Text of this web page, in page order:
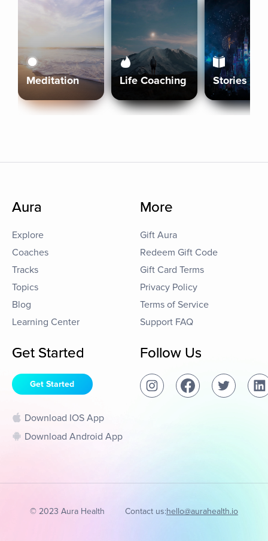
Meditation Life Coaching Stories
Aura
Explore
Coaches
Tracks
Topics
Blog
Learning Center
More
Gift Aura
Redeem Gift Code
Gift Card Terms
Privacy Policy
Terms of Service
Support FAQ
Get Started
Get Started
Download IOS App
Download Android App
Follow Us
© 2023 Aura Health Contact us:hello@aurahealth.io